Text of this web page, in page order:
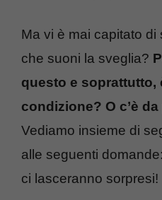
Ma vi è mai capitato di
che suoni la sveglia?
questo e soprattutto,
condizione? O c’è
Vediamo insieme di
alle seguenti
ci lasceranno sorpresi!